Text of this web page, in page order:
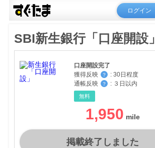
ログイン
SBI新生銀行「口座開設」
口座開設完了
獲得反映
？ : 30日程度
通帳反映
？ : ３日以内
無料
1,950
掲載終了しました